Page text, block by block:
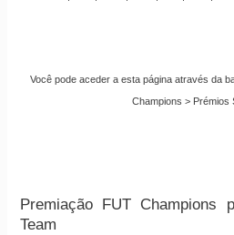
Você pode aceder a esta página através da
Champions > Prémios
Premiação FUT Champions
Team